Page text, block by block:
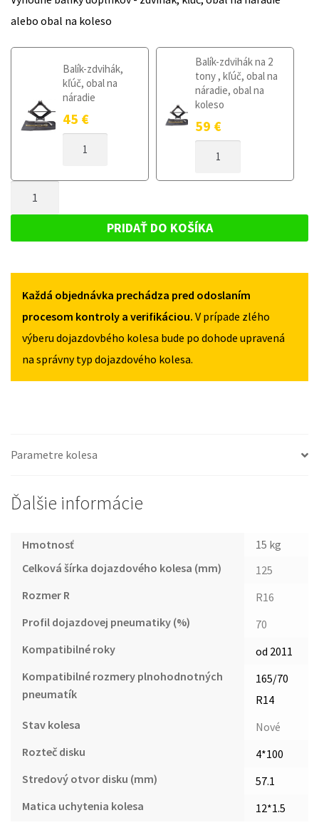
alebo obal na koleso
Balík-zdvihák,
kľúč, obal na
náradie
45 €
DOJAZDOVÉ
SKODA
OD
125/70R16
Balík-zdvihák na 2
tony , kľúč, obal na
náradie, obal na
koleso
59 €
DOJAZDOVÉ
OD
2011
SKODA
2011
125/70R16
4X100
PRIDAŤ DO KOŠÍKA
Každá objednávka prechádza pred odoslaním
procesom kontroly a verifikáciou. V prípade zlého
výberu dojazdovbého kolesa bude po dohode upravená
na správny typ dojazdového kolesa.
Parametre kolesa
Ďalšie informácie
Hmotnosť
15 kg
Celková šírka dojazdového kolesa (mm)
125
Rozmer R
R16
Profil dojazdovej pneumatiky (%)
70
Kompatibilné roky
od 2011
Kompatibilné rozmery plnohodnotných
pneumatík
165/70
R14
Stav kolesa
Nové
Rozteč disku
4*100
Stredový otvor disku (mm)
57.1
Matica uchytenia kolesa
12*1.5